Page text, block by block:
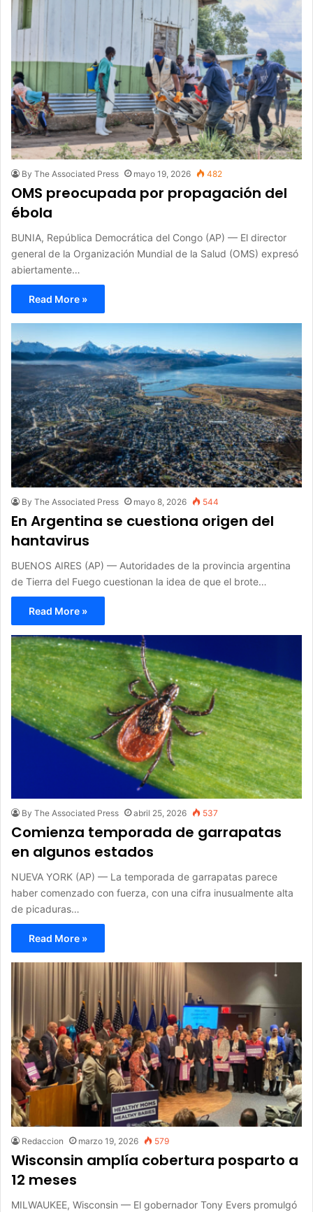
By The Associated Press mayo 19, 2026 482
OMS preocupada por propagación del
ébola
BUNIA, República Democrática del Congo (AP) — El director
general de la Organización Mundial de la Salud (OMS) expresó
abiertamente…
Read More »
By The Associated Press mayo 8, 2026 544
En Argentina se cuestiona origen del
hantavirus
BUENOS AIRES (AP) — Autoridades de la provincia argentina
de Tierra del Fuego cuestionan la idea de que el brote…
Read More »
By The Associated Press abril 25, 2026 537
Comienza temporada de garrapatas
en algunos estados
NUEVA YORK (AP) — La temporada de garrapatas parece
haber comenzado con fuerza, con una cifra inusualmente alta
de picaduras…
Read More »
Redaccion marzo 19, 2026 579
Wisconsin amplía cobertura posparto a
12 meses
MILWAUKEE, Wisconsin — El gobernador Tony Evers promulgó